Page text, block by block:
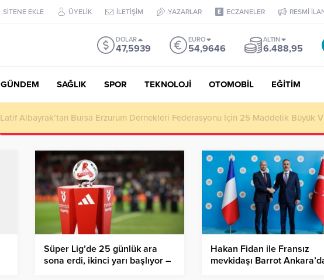
SİTENE EKLE ÜYELİK İLETİŞİM YAZARLAR ECZANELER RESMİ
DOLAR
47,5939
EURO
54,9646
ALTIN
6.488,95
GÜNDEM SAĞLIK SPOR TEKNOLOJİ OTOMOBİL EĞİTİM
Latif Albayrak’tan Bursa Erzurum Dernekleri Federasyonu İçin 25 Maddelik Büyük
Süper Lig’de 25 günlük ara
sona erdi, ikinci yarı başlıyor –
Hakan Fidan ile Fransız
mevkidaşı Barrot